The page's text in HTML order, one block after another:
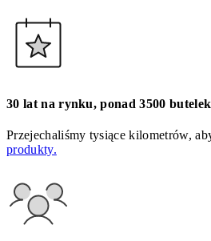
30 lat na rynku, ponad 3500 butelek
Przejechaliśmy tysiące kilometrów,
produkty.